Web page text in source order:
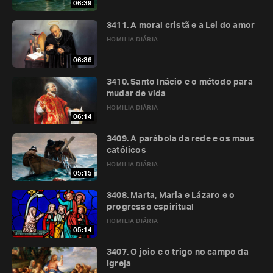
06:39
06:36
HOMILIA DIÁRIA
3411. A moral cristã e a Lei do amor
06:14
HOMILIA DIÁRIA
3410. Santo Inácio e o método para
mudar de vida
05:15
HOMILIA DIÁRIA
3409. A parábola da rede e os maus
católicos
05:14
HOMILIA DIÁRIA
3408. Marta, Maria e Lázaro e o
progresso espiritual
3407. O joio e o trigo no campo da
Igreja